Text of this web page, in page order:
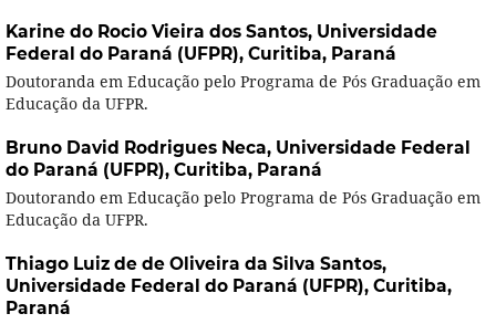
Karine do Rocio Vieira dos Santos, Universidade
Federal do Paraná (UFPR), Curitiba, Paraná
Doutoranda em Educação pelo Programa de Pós Graduação em
Educação da UFPR.
Bruno David Rodrigues Neca, Universidade Federal
do Paraná (UFPR), Curitiba, Paraná
Doutorando em Educação pelo Programa de Pós Graduação em
Educação da UFPR.
Thiago Luiz de de Oliveira da Silva Santos,
Universidade Federal do Paraná (UFPR), Curitiba,
Paraná